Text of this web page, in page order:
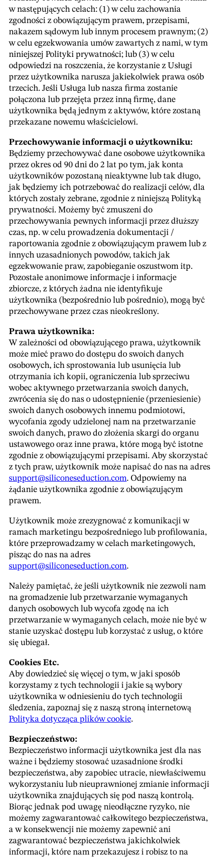
w następujących celach: (1) w celu zachowania
zgodności z obowiązującym prawem, przepisami,
nakazem sądowym lub innym procesem prawnym; (2)
w celu egzekwowania umów zawartych z nami, w tym
niniejszej Polityki prywatności; lub (3) w celu
odpowiedzi na roszczenia, że korzystanie z Usługi
przez użytkownika narusza jakiekolwiek prawa osób
trzecich. Jeśli Usługa lub nasza firma zostanie
połączona lub przejęta przez inną firmę, dane
użytkownika będą jednym z aktywów, które zostaną
przekazane nowemu właścicielowi.
Przechowywanie informacji o użytkowniku:
Będziemy przechowywać dane osobowe użytkownika
przez okres od 90 dni do 2 lat po tym, jak konta
użytkowników pozostaną nieaktywne lub tak długo,
jak będziemy ich potrzebować do realizacji celów, dla
których zostały zebrane, zgodnie z niniejszą Polityką
prywatności. Możemy być zmuszeni do
przechowywania pewnych informacji przez dłuższy
czas, np. w celu prowadzenia dokumentacji /
raportowania zgodnie z obowiązującym prawem lub z
innych uzasadnionych powodów, takich jak
egzekwowanie praw, zapobieganie oszustwom itp.
Pozostałe anonimowe informacje i informacje
zbiorcze, z których żadna nie identyfikuje
użytkownika (bezpośrednio lub pośrednio), mogą być
przechowywane przez czas nieokreślony.
Prawa użytkownika:
W zależności od obowiązującego prawa, użytkownik
może mieć prawo do dostępu do swoich danych
osobowych, ich sprostowania lub usunięcia lub
otrzymania ich kopii, ograniczenia lub sprzeciwu
wobec aktywnego przetwarzania swoich danych,
zwrócenia się do nas o udostępnienie (przeniesienie)
swoich danych osobowych innemu podmiotowi,
wycofania zgody udzielonej nam na przetwarzanie
swoich danych, prawo do złożenia skargi do organu
ustawowego oraz inne prawa, które mogą być istotne
zgodnie z obowiązującymi przepisami. Aby skorzystać
z tych praw, użytkownik może napisać do nas na adres
support@siliconeseduction.com. Odpowiemy na
żądanie użytkownika zgodnie z obowiązującym
prawem.
Użytkownik może zrezygnować z komunikacji w
ramach marketingu bezpośredniego lub profilowania,
które przeprowadzamy w celach marketingowych,
pisząc do nas na adres
support@siliconeseduction.com.
Należy pamiętać, że jeśli użytkownik nie zezwoli nam
na gromadzenie lub przetwarzanie wymaganych
danych osobowych lub wycofa zgodę na ich
przetwarzanie w wymaganych celach, może nie być w
stanie uzyskać dostępu lub korzystać z usług, o które
się ubiegał.
Cookies Etc.
Aby dowiedzieć się więcej o tym, w jaki sposób
korzystamy z tych technologii i jakie są wybory
użytkownika w odniesieniu do tych technologii
śledzenia, zapoznaj się z naszą stroną internetową
Polityka dotycząca plików cookie.
Bezpieczeństwo:
Bezpieczeństwo informacji użytkownika jest dla nas
ważne i będziemy stosować uzasadnione środki
bezpieczeństwa, aby zapobiec utracie, niewłaściwemu
wykorzystaniu lub nieuprawnionej zmianie informacji
użytkownika znajdujących się pod naszą kontrolą.
Biorąc jednak pod uwagę nieodłączne ryzyko, nie
możemy zagwarantować całkowitego bezpieczeństwa,
a w konsekwencji nie możemy zapewnić ani
zagwarantować bezpieczeństwa jakichkolwiek
informacji, które nam przekazujesz i robisz to na